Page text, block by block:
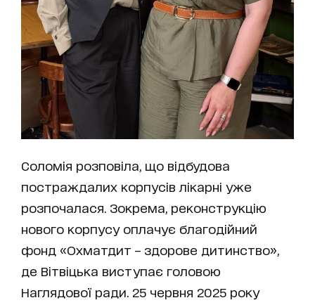
Соломія розповіла, що відбудова
постраждалих корпусів лікарні уже
розпочалася. Зокрема, реконструкцію
нового корпусу оплачує благодійний
фонд «Охматдит – здорове дитинство»,
де Вітвіцька виступає головою
Наглядової ради. 25 червня 2025 року